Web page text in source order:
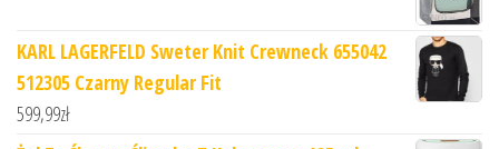
KARL LAGERFELD Sweter Knit Crewneck 655042
512305 Czarny Regular Fit
599,99zł